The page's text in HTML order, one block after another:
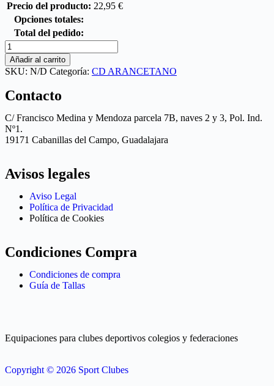
Precio del producto: 22,95 €
Opciones totales:
Total del pedido:
Añadir al carrito
SKU: N/D Categoría: CD ARANCETANO
Contacto
C/ Francisco Medina y Mendoza parcela 7B, naves 2 y 3, Pol. Ind.
Nº1.
19171 Cabanillas del Campo, Guadalajara
Avisos legales
Aviso Legal
Política de Privacidad
Política de Cookies
Condiciones Compra
Condiciones de compra
Guía de Tallas
Equipaciones para clubes deportivos colegios y federaciones
Copyright © 2026 Sport Clubes